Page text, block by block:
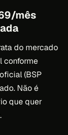
mês
do mercado
conforme
(BSP
Não é
que quer